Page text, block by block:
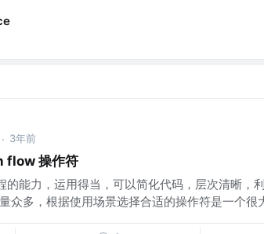
· 3年前
flow 操作符
的能力，运用得当，可以简化代码，层次清晰，
众多，根据使用场景选择合适的操作符是一个很